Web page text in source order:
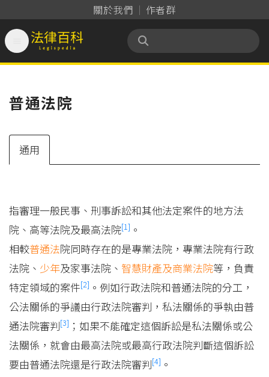
關於我們 作者群
法律百科 Legispedia
普通法院
通用
指審理一般民事、刑事訴訟和其他法定案件的地方法
院、高等法院及最高法院[1] 。
相較普通法院同時存在的是專業法院，專業法院有行政
法院、 少年及家事法院、 智慧財產及商業法院等，負責
特定領域的案件[2] 。例如行政法院和普通法院的分工，
公法關係的爭議由行政法院審判，私法關係的爭執由普
通法院審判[3] ；如果不能確定這個訴訟是私法關係或公
法關係，就會由最高法院或最高行政法院判斷這個訴訟
要由普通法院還是行政法院審判[4] 。